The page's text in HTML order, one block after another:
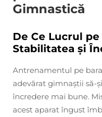
Gimnastică
De Ce Lucrul
Stabilitatea și
Antrenamentul pe
adevărat gimnaștii să-
încredere mai bune.
acest aparat îngust